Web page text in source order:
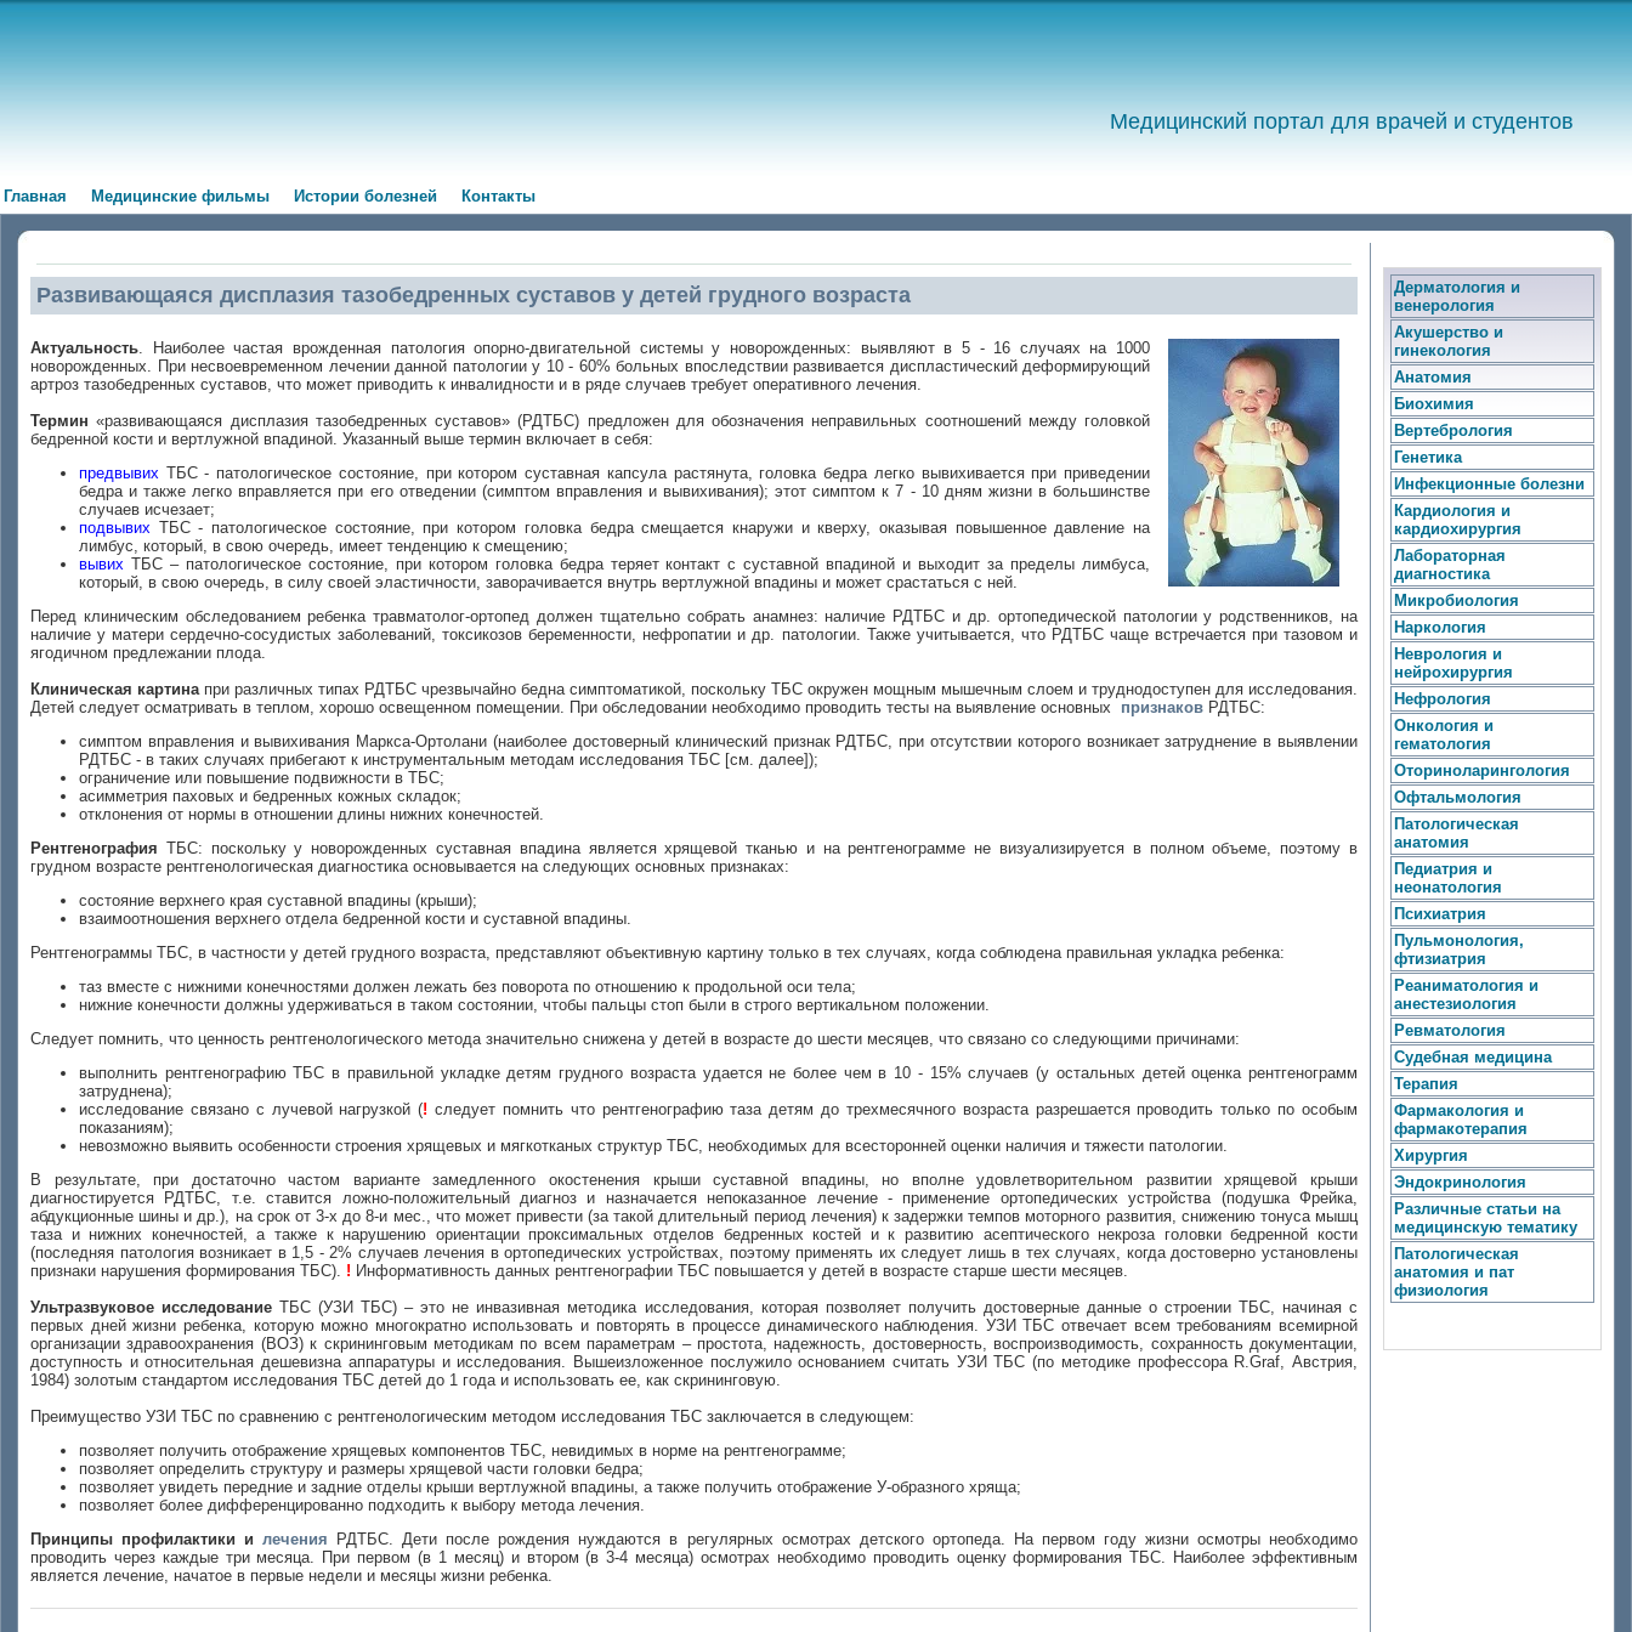
Медицинский портал для врачей и студентов
Главная Медицинские фильмы Истории болезней Контакты
Развивающаяся дисплазия тазобедренных суставов у детей грудного возраста
Актуальность. Наиболее частая врожденная патология опорно-двигательной системы у новорожденных: выявляют в 5 - 16 случаях на 1000
новорожденных. При несвоевременном лечении данной патологии у 10 - 60% больных впоследствии развивается диспластический деформирующий
артроз тазобедренных суставов, что может приводить к инвалидности и в ряде случаев требует оперативного лечения.
Термин «развивающаяся дисплазия тазобедренных суставов» (РДТБС) предложен для обозначения неправильных соотношений между головкой
бедренной кости и вертлужной впадиной. Указанный выше термин включает в себя:
предвывих ТБС - патологическое состояние, при котором суставная капсула растянута, головка бедра легко вывихивается при приведении
бедра и также легко вправляется при его отведении (симптом вправления и вывихивания); этот симптом к 7 - 10 дням жизни в большинстве
случаев исчезает;
подвывих ТБС - патологическое состояние, при котором головка бедра смещается кнаружи и кверху, оказывая повышенное давление на
лимбус, который, в свою очередь, имеет тенденцию к смещению;
вывих ТБС – патологическое состояние, при котором головка бедра теряет контакт с суставной впадиной и выходит за пределы лимбуса,
который, в свою очередь, в силу своей эластичности, заворачивается внутрь вертлужной впадины и может срастаться с ней.
Перед клиническим обследованием ребенка травматолог-ортопед должен тщательно собрать анамнез: наличие РДТБС и др. ортопедической патологии у родственников, на
наличие у матери сердечно-сосудистых заболеваний, токсикозов беременности, нефропатии и др. патологии. Также учитывается, что РДТБС чаще встречается при тазовом и
ягодичном предлежании плода.
Клиническая картинапри различных типах РДТБС чрезвычайно бедна симптоматикой, поскольку ТБС окружен мощным мышечным слоем и труднодоступен для исследования.
Детей следует осматривать в теплом, хорошо освещенном помещении. При обследовании необходимо проводить тесты на выявление основных
признаков РДТБС:
симптом вправления и вывихивания Маркса-Ортолани (наиболее достоверный клинический признак РДТБС, при отсутствии которого возникает затруднение в выявлении
РДТБС - в таких случаях прибегают к инструментальным методам исследования ТБС [см. далее]);
ограничение или повышение подвижности в ТБС;
асимметрия паховых и бедренных кожных складок;
отклонения от нормы в отношении длины нижних конечностей.
Рентгенография ТБС: поскольку у новорожденных суставная впадина является хрящевой тканью и на рентгенограмме не визуализируется в полном объеме, поэтому в
грудном возрасте рентгенологическая диагностика основывается на следующих основных признаках:
состояние верхнего края суставной впадины (крыши);
взаимоотношения верхнего отдела бедренной кости и суставной впадины.
Рентгенограммы ТБС, в частности у детей грудного возраста, представляют объективную картину только в тех случаях, когда соблюдена правильная укладка ребенка:
таз вместе с нижними конечностями должен лежать без поворота по отношению к продольной оси тела;
нижние конечности должны удерживаться в таком состоянии, чтобы пальцы стоп были в строго вертикальном положении.
Следует помнить, что ценность рентгенологического метода значительно снижена у детей в возрасте до шести месяцев, что связано со следующими причинами:
выполнить рентгенографию ТБС в правильной укладке детям грудного возраста удается не более чем в 10 - 15% случаев (у остальных детей оценка рентгенограмм
затруднена);
исследование связано с лучевой нагрузкой (! следует помнить что рентгенографию таза детям до трехмесячного возраста разрешается проводить только по особым
показаниям);
невозможно выявить особенности строения хрящевых и мягкотканых структур ТБС, необходимых для всесторонней оценки наличия и тяжести патологии.
В результате, при достаточно частом варианте замедленного окостенения крыши суставной впадины, но вполне удовлетворительном развитии хрящевой крыши
диагностируется РДТБС, т.е. ставится ложно-положительный диагноз и назначается непоказанное лечение - применение ортопедических устройства (подушка Фрейка,
абдукционные шины и др.), на срок от 3-х до 8-и мес., что может привести (за такой длительный период лечения) к задержки темпов моторного развития, снижению тонуса мышц
таза и нижних конечностей, а также к нарушению ориентации проксимальных отделов бедренных костей и к развитию асептического некроза головки бедренной кости
(последняя патология возникает в 1,5 - 2% случаев лечения в ортопедических устройствах, поэтому применять их следует лишь в тех случаях, когда достоверно установлены
признаки нарушения формирования ТБС). ! Информативность данных рентгенографии ТБС повышается у детей в возрасте старше шести месяцев.
Ультразвуковое исследование ТБС (УЗИ ТБС) – это не инвазивная методика исследования, которая позволяет получить достоверные данные о строении ТБС, начиная с
первых дней жизни ребенка, которую можно многократно использовать и повторять в процессе динамического наблюдения. УЗИ ТБС отвечает всем требованиям всемирной
организации здравоохранения (ВОЗ) к скрининговым методикам по всем параметрам – простота, надежность, достоверность, воспроизводимость, сохранность документации,
доступность и относительная дешевизна аппаратуры и исследования. Вышеизложенное послужило основанием считать УЗИ ТБС (по методике профессора R.Graf, Австрия,
1984) золотым стандартом исследования ТБС детей до 1 года и использовать ее, как скрининговую.
Преимущество УЗИ ТБС по сравнению с рентгенологическим методом исследования ТБС заключается в следующем:
позволяет получить отображение хрящевых компонентов ТБС, невидимых в норме на рентгенограмме;
позволяет определить структуру и размеры хрящевой части головки бедра;
позволяет увидеть передние и задние отделы крыши вертлужной впадины, а также получить отображение У-образного хряща;
позволяет более дифференцированно подходить к выбору метода лечения.
Принципы профилактики илечения РДТБС. Дети после рождения нуждаются в регулярных осмотрах детского ортопеда. На первом году жизни осмотры необходимо
проводить через каждые три месяца. При первом (в 1 месяц) и втором (в 3-4 месяца) осмотрах необходимо проводить оценку формирования ТБС. Наиболее эффективным
является лечение, начатое в первые недели и месяцы жизни ребенка.
Дерматология и
венерология
Акушерство и
гинекология
Анатомия
Биохимия
Вертебрология
Генетика
Инфекционные болезни
Кардиология и
кардиохирургия
Лабораторная
диагностика
Микробиология
Наркология
Неврология и
нейрохирургия
Нефрология
Онкология и
гематология
Оториноларингология
Офтальмология
Патологическая
анатомия
Педиатрия и
неонатология
Психиатрия
Пульмонология,
фтизиатрия
Реаниматология и
анестезиология
Ревматология
Судебная медицина
Терапия
Фармакология и
фармакотерапия
Хирургия
Эндокринология
Различные статьи на
медицинскую тематику
Патологическая
анатомия и пат
физиология